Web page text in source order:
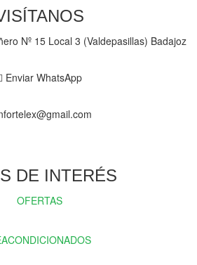
Nº 15 Local 3 (Valdepasillas) Badajoz
Enviar WhatsApp
DE INTERÉS
OFERTAS